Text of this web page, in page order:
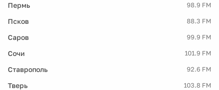
Пермь 98.9 FM
Псков 88.3 FM
Саров 99.9 FM
Сочи 101.9 FM
Ставрополь 92.6 FM
Тверь 103.8 FM